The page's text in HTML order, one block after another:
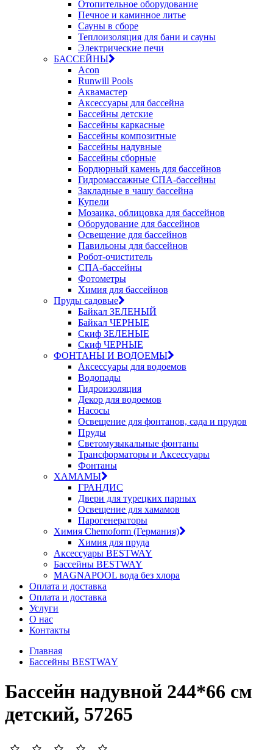
Отопительное оборудование
Печное и каминное литье
Сауны в сборе
Теплоизоляция для бани и сауны
Электрические печи
БАССЕЙНЫ
Acon
Runwill Pools
Аквамастер
Аксессуары для бассейна
Бассейны детские
Бассейны каркасные
Бассейны композитные
Бассейны надувные
Бассейны сборные
Бордюрный камень для бассейнов
Гидромассажные СПА-бассейны
Закладные в чашу бассейна
Купели
Мозаика, облицовка для бассейнов
Оборудование для бассейнов
Освещение для бассейнов
Павильоны для бассейнов
Робот-очиститель
СПА-бассейны
Фотометры
Химия для бассейнов
Пруды садовые
Байкал ЗЕЛЕНЫЙ
Байкал ЧЕРНЫЕ
Скиф ЗЕЛЕНЫЕ
Скиф ЧЕРНЫЕ
ФОНТАНЫ И ВОДОЕМЫ
Аксессуары для водоемов
Водопады
Гидроизоляция
Декор для водоемов
Насосы
Освещение для фонтанов, сада и прудов
Пруды
Светомузыкальные фонтаны
Трансформаторы и Аксессуары
Фонтаны
ХАМАМЫ
ГРАНДИС
Двери для турецких парных
Освещение для хамамов
Парогенераторы
Химия Chemoform (Германия)
Химия для пруда
Аксессуары BESTWAY
Бассейны BESTWAY
MAGNAPOOL вода без хлора
Оплата и доставка
Оплата и доставка
Услуги
О нас
Контакты
Главная
Бассейны BESTWAY
Бассейн надувной 244*66 см
детский, 57265